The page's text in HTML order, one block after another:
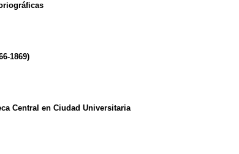
1869)
Central en Ciudad Universitaria